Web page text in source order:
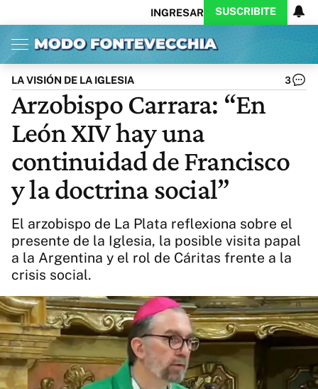
INGRESAR SUSCRIBITE
Inicio Ahora
Opinión
Política
Ciencia
Protagonistas
Cultura
Arte
Educación
Internacional
Clima
CARAS
Exitoina
Videos
Córdoba
Reperfilar
Business
Noticias
Caras
Exitoina
Diario del Juicio
Actualidad
LA VISIÓN DE LA IGLESIA 3
Arzobispo Carrara: “En
León XIV hay una
continuidad de Francisco
y la doctrina social”
El arzobispo de La Plata reflexiona sobre el
presente de la Iglesia, la posible visita papal
a la Argentina y el rol de Cáritas frente a la
crisis social.